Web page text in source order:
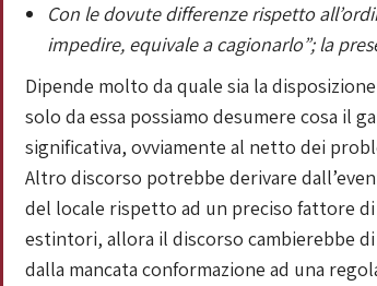
Con le dovute differenze rispetto
impedire, equivale a cagionarlo”; la
Dipende molto da quale sia la
solo da essa possiamo desumere cosa il
significativa, ovviamente al netto dei
Altro discorso potrebbe derivare
del locale rispetto ad un preciso fattore
estintori, allora il discorso cambierebbe
dalla mancata conformazione ad una